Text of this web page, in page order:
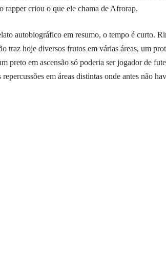
rapper criou o que ele chama de Afrorap.
autobiográfico em resumo, o tempo é curto.
traz hoje diversos frutos em várias áreas, um
preto em ascensão só poderia ser jogador de
em áreas distintas onde antes não